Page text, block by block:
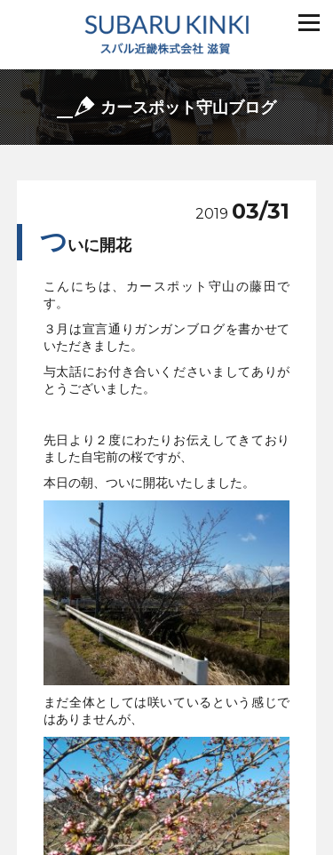
カースポット守山ブログ
2019 03/31
ついに開花
こんにちは、カースポット守山の藤田で
す。
３月は宣言通りガンガンブログを書かせて
いただきました。
与太話にお付き合いくださいましてありが
とうございました。
先日より２度にわたりお伝えしてきており
ました自宅前の桜ですが、
本日の朝、ついに開花いたしました。
まだ全体としては咲いているという感じで
はありませんが、